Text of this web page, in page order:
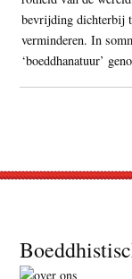
bevrijding dichterbij
verminderen. In
‘boeddhanatuur’
Footer